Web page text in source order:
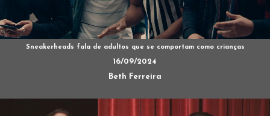
Sneakerheads fala de adultos que se comportam como crianças
16/09/2024
Beth Ferreira